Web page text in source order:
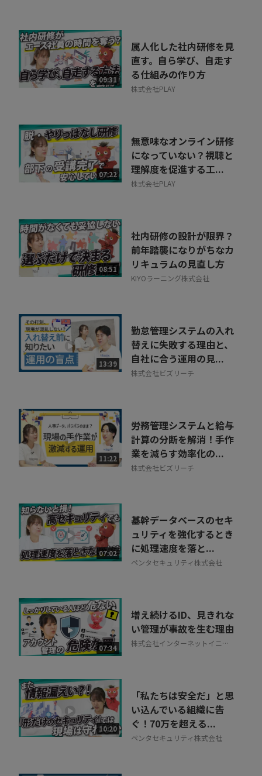
09:31
属人化した社内研修を見
直す。自ら学び、自走す
る仕組みの作り方
株式会社PLAY
07:22
無意味なオンライン研修
になっていない？視聴と
理解度を促進する工...
株式会社PLAY
08:51
社内研修の設計が限界？
前年踏襲になりがちなカ
リキュラムの見直し方
KIYOラーニング株式会社
13:39
勤怠管理システムの入れ
替えに失敗する理由と、
自社に合う運用の見...
株式会社ビズリーチ
11:22
労務管理システムと給与
計算の分断を解消！手作
業を減らす効率化の...
株式会社ビズリーチ
07:02
基幹データベースのセキ
ュリティを強化するとき
に処理速度を落と...
ペンタセキュリティ株式会社
07:34
増え続けるID、見きれな
い管理が事故を生む理由
株式会社インターネットイニシ
10:20
「私たちは安全だ」と思
い込んでいる組織に告
ぐ！70万を超える...
ペンタセキュリティ株式会社